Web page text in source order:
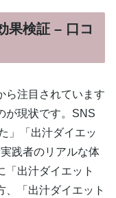
果検証 – 口コ
ら注目されています
が現状です。SNS
」「出汁ダイエッ
践者のリアルな体
「出汁ダイエット
、「出汁ダイエット